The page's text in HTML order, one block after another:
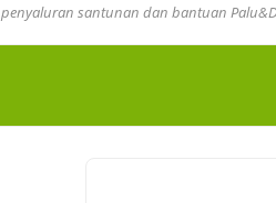
penyaluran santunan dan bantuan